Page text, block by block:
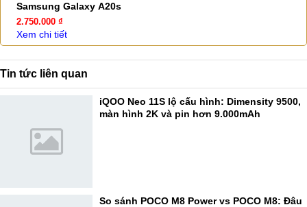
Samsung Galaxy A20s
2.750.000 ₫
Xem chi tiết
Tin tức liên quan
iQOO Neo 11S lộ cấu hình: Dimensity 9500,
màn hình 2K và pin hơn 9.000mAh
So sánh POCO M8 Power vs POCO M8: Đâu